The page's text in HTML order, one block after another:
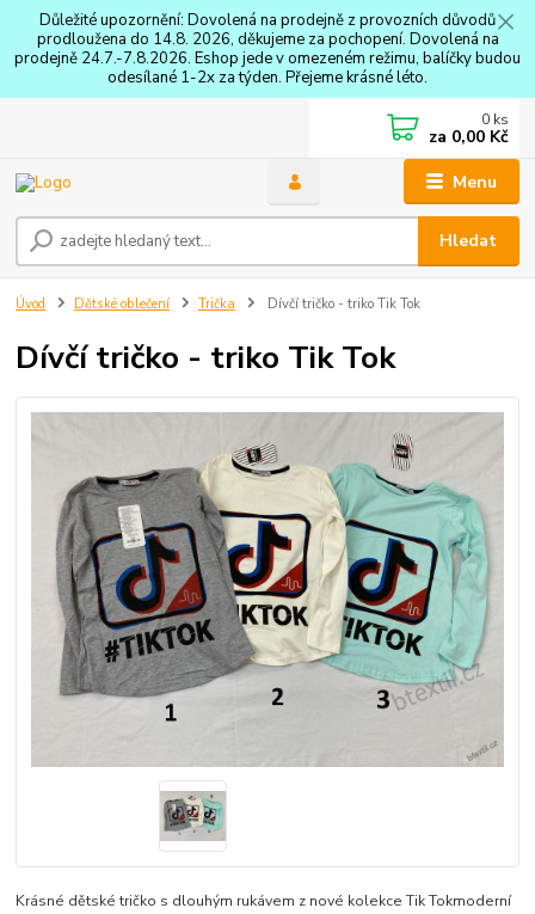
Důležité upozornění: Dovolená na prodejně z provozních důvodů
prodloužena do 14.8. 2026, děkujeme za pochopení. Dovolená na
prodejně 24.7.-7.8.2026. Eshop jede v omezeném režimu, balíčky budou
odesílané 1-2x za týden. Přejeme krásné léto.
Menu
Hledat
0 ks
za 0,00 Kč
Úvod Dětské oblečení Trička Dívčí tričko - triko Tik Tok
Dívčí tričko - triko Tik Tok
Krásné dětské tričko s dlouhým rukávem z nové kolekce Tik Tokmoderní